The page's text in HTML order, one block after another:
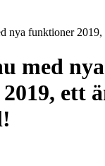
nya funktioner 2019,
med nya
ett